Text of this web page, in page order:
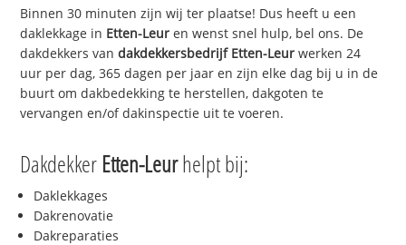
Binnen 30 minuten zijn wij ter plaatse! Dus heeft u een
daklekkage in Etten-Leur en wenst snel hulp, bel ons. De
dakdekkers vandakdekkersbedrijf Etten-Leur werken 24
uur per dag, 365 dagen per jaar en zijn elke dag bij u in de
buurt om dakbedekking te herstellen, dakgoten te
vervangen en/of dakinspectie uit te voeren.
Dakdekker Etten-Leurhelpt bij:
Daklekkages
Dakrenovatie
Dakreparaties